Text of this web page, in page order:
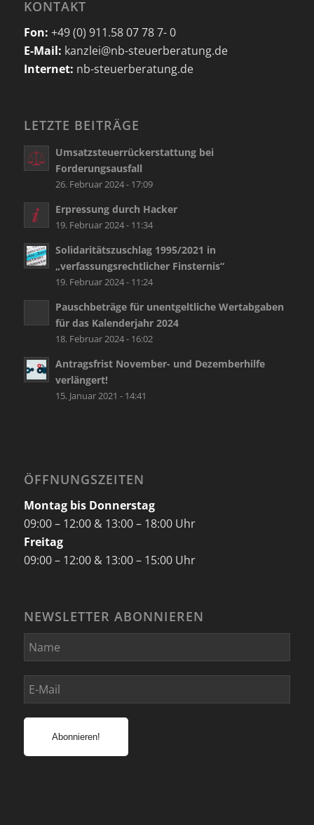
KONTAKT
Fon: +49 (0) 911.58 07 78 7- 0
E-Mail: kanzlei@nb-steuerberatung.de
Internet: nb-steuerberatung.de
LETZTE BEITRÄGE
Umsatzsteuerrückerstattung bei
Forderungsausfall
26. Februar 2024 - 17:09
Erpressung durch Hacker
19. Februar 2024 - 11:34
Solidaritätszuschlag 1995/2021 in
„verfassungsrechtlicher Finsternis“
19. Februar 2024 - 11:24
Pauschbeträge für unentgeltliche Wertabgaben
für das Kalenderjahr 2024
18. Februar 2024 - 16:02
Antragsfrist November- und Dezemberhilfe
verlängert!
15. Januar 2021 - 14:41
ÖFFNUNGSZEITEN
Montag bis Donnerstag
09:00 – 12:00 & 13:00 – 18:00 Uhr
Freitag
09:00 – 12:00 & 13:00 – 15:00 Uhr
NEWSLETTER ABONNIEREN